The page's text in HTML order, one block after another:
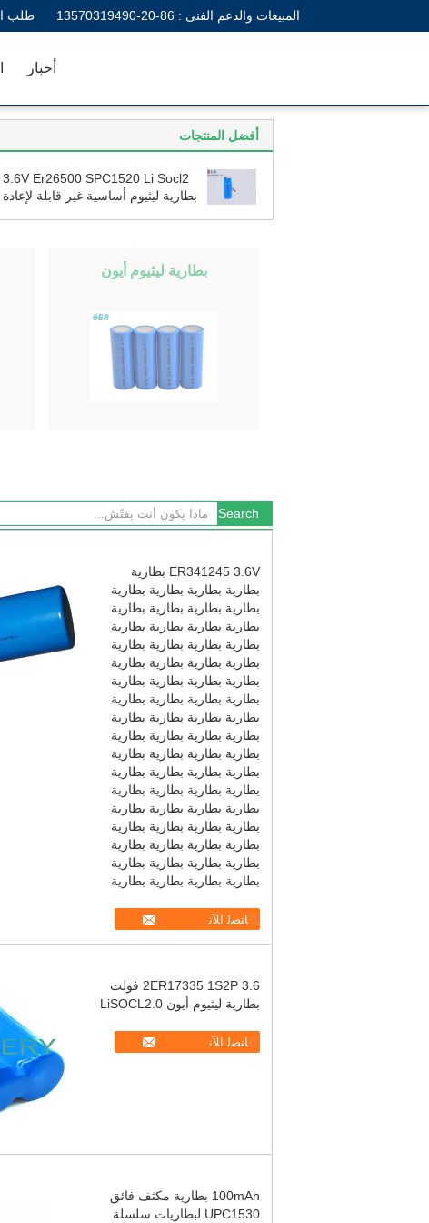
المبيعات والدعم الفنى : 86-20-13570319490 طلب
أخبار
أفضل المنتجات
3.6V Er26500 SPC1520 Li Socl2
بطارية ليثيوم أساسية غير قابلة لإعادة
بطارية ليثيوم أيون
ER341245 3.6V بطارية
بطارية بطارية بطارية بطارية
بطارية بطارية بطارية بطارية
بطارية بطارية بطارية بطارية
بطارية بطارية بطارية بطارية
بطارية بطارية بطارية بطارية
بطارية بطارية بطارية بطارية
بطارية بطارية بطارية بطارية
بطارية بطارية بطارية بطارية
بطارية بطارية بطارية بطارية
بطارية بطارية بطارية بطارية
بطارية بطارية بطارية بطارية
بطارية بطارية بطارية بطارية
بطارية بطارية بطارية بطارية
بطارية بطارية بطارية بطارية
بطارية بطارية بطارية بطارية
بطارية بطارية بطارية بطارية
بطارية بطارية بطارية بطارية
ﺎﺘﺼﻟ ﺍﻶﻧ
2ER17335 1S2P 3.6 فولت
بطارية ليثيوم أيون LiSOCL2.0
ﺎﺘﺼﻟ ﺍﻶﻧ
100mAh بطارية مكثف فائق
UPC1530 لبطاريات سلسلة